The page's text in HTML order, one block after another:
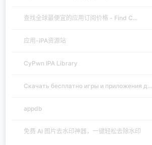
查找全球最便宜的应用订阅价格 - Find C...
应用-iPA资源站
CyPwn IPA Library
Скачать бесплатно игры и приложения д...
appdb
免费 AI 图片去水印神器，一键轻松去除水印